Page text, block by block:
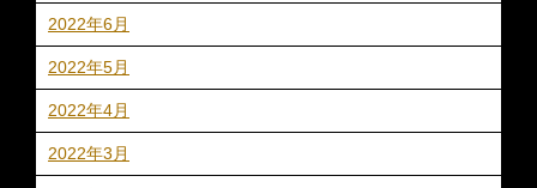
2022年6月
2022年5月
2022年4月
2022年3月